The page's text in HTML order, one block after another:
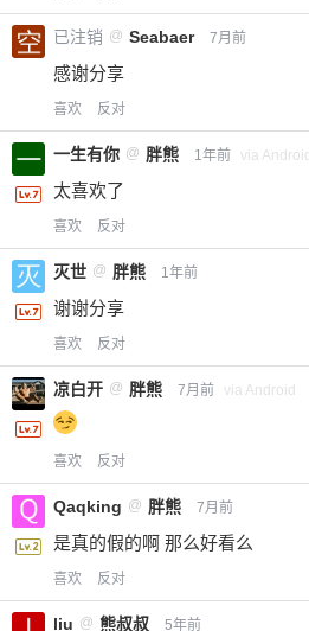
已注销 @ Seabaer 7月前
感谢分享
喜欢 反对
一生有你 @ 胖熊 1年前 via Android
太喜欢了
喜欢 反对
灭世 @ 胖熊 1年前
谢谢分享
喜欢 反对
凉白开 @ 胖熊 7月前 via Android
喜欢 反对
Qaqking @ 胖熊 7月前
是真的假的啊 那么好看么
喜欢 反对
liu @ 熊叔叔 5年前